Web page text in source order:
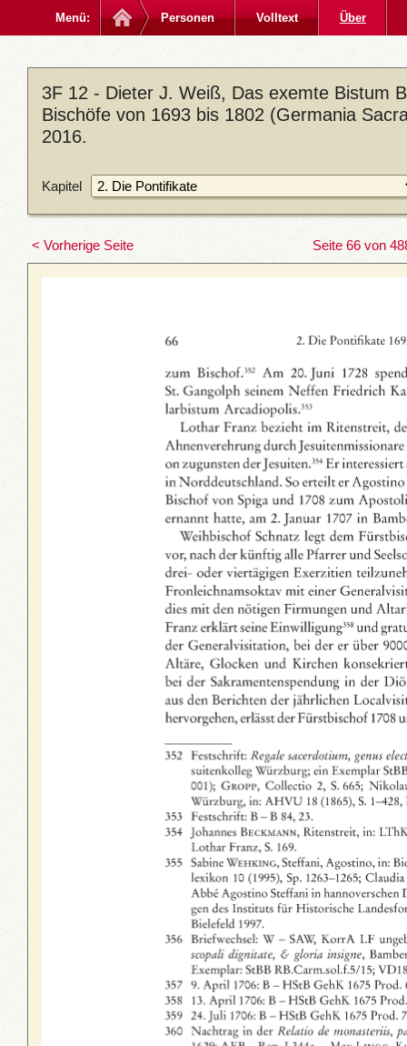
Menü: Personen Volltext Über
3F 12 - Dieter J. Weiß, Das exemte Bistum
Bischöfe von 1693 bis 1802 (Germania
2016.
Kapitel
< Vorherige Seite Seite 66 von